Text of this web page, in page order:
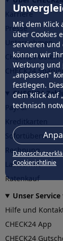
Mit dem Klick
über Cookies
servieren und
können wir
Werbung und
„anpassen”
festlegen.
dem Klick auf
technisch
Cookierichtlinie
Karriere
Presse
Unternehmen
CHECK24
CHECK24
CHECK24
PayPal
Rechnung
Lastschrift
Ratenkauf
Unser Service
Hilfe und
CHECK24 App
CHECK24